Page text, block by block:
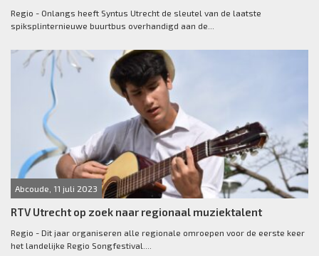
Regio - Onlangs heeft Syntus Utrecht de sleutel van de laatste
spiksplinternieuwe buurtbus overhandigd aan de...
Abcoude, 11 juli 2023
RTV Utrecht op zoek naar regionaal muziektalent
Regio - Dit jaar organiseren alle regionale omroepen voor de eerste keer
het landelijke Regio Songfestival....